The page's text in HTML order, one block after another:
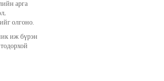
арга
олгоно.
иж бүрэн